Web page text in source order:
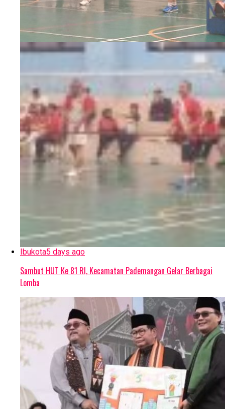
Ibukota5 days ago
Sambut HUT Ke 81 RI, Kecamatan Pademangan Gelar Berbagai
Lomba